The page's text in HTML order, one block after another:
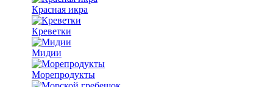
Красная икра
Креветки
Мидии
Морепродукты